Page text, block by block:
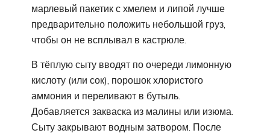
марлевый пакетик с хмелем и липой лучше
предварительно положить небольшой груз,
чтобы он не всплывал в кастрюле.
В тёплую сыту вводят по очереди лимонную
кислоту (или сок), порошок хлористого
аммония и переливают в бутыль.
Добавляется закваска из малины или изюма.
Сыту закрывают водным затвором. После